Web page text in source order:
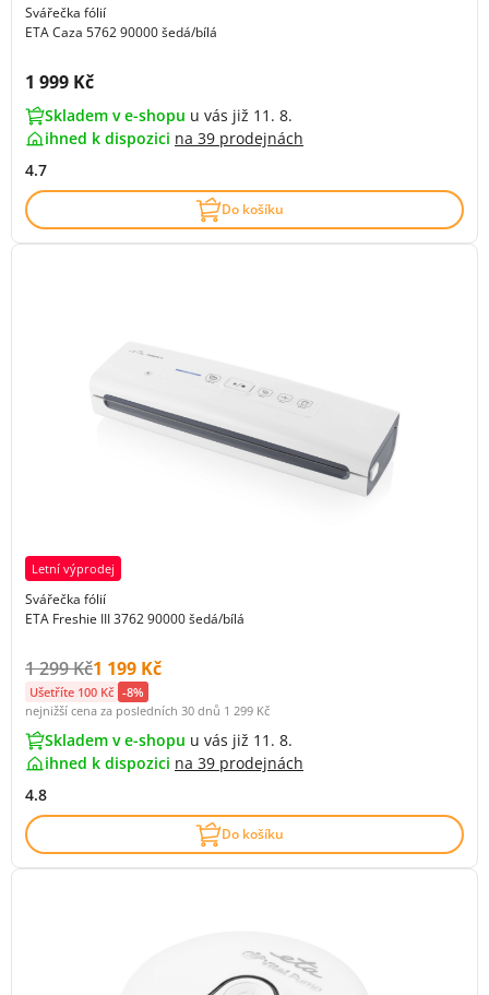
Svářečka fólií
ETA Caza 5762 90000 šedá/bílá
Cena s DPH:
1 999 Kč
Skladem v e-shopu u vás již 11. 8.
ihned k dispozici na 39 prodejnách
4.7
Do košíku
Letní výprodej
Svářečka fólií
ETA Freshie III 3762 90000 šedá/bílá
Původní cena s DPH:
1 299 KčCena s DPH:
1 199 Kč
Ušetříte 100 Kč -8%
nejnižší cena za posledních 30 dnů 1 299 Kč
Skladem v e-shopu u vás již 11. 8.
ihned k dispozici na 39 prodejnách
4.8
Do košíku